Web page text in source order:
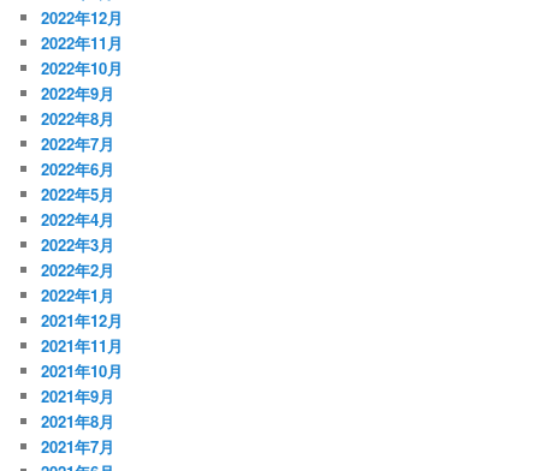
2022年12月
2022年11月
2022年10月
2022年9月
2022年8月
2022年7月
2022年6月
2022年5月
2022年4月
2022年3月
2022年2月
2022年1月
2021年12月
2021年11月
2021年10月
2021年9月
2021年8月
2021年7月